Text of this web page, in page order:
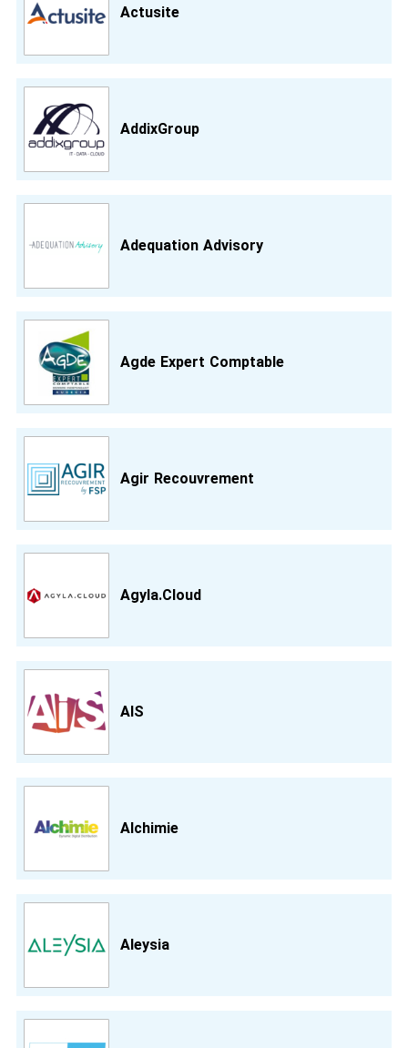
Actusite
AddixGroup
Adequation Advisory
Agde Expert Comptable
Agir Recouvrement
Agyla.Cloud
AIS
Alchimie
Aleysia